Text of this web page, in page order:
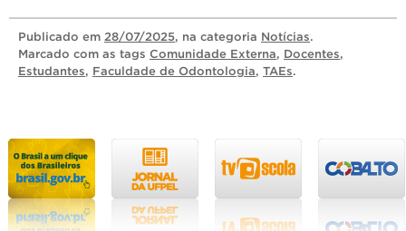
Publicado em 28/07/2025, na categoria Notícias.
Marcado com as tags Comunidade Externa, Docentes,
Estudantes, Faculdade de Odontologia, TAEs.